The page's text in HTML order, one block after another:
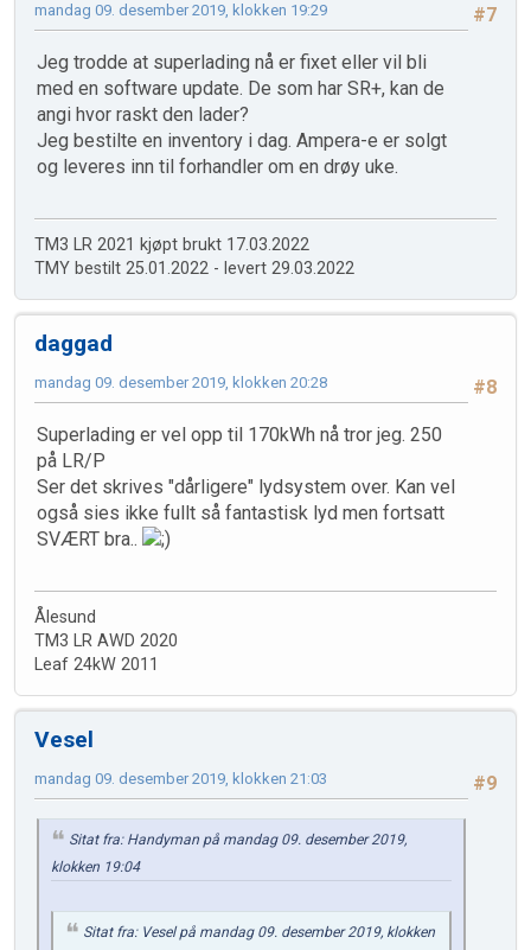
#7
mandag 09. desember 2019, klokken 19:29
Jeg trodde at superlading nå er fixet eller vil bli
med en software update. De som har SR+, kan de
angi hvor raskt den lader?
Jeg bestilte en inventory i dag. Ampera-e er solgt
og leveres inn til forhandler om en drøy uke.
TM3 LR 2021 kjøpt brukt 17.03.2022
TMY bestilt 25.01.2022 - levert 29.03.2022
daggad
#8
mandag 09. desember 2019, klokken 20:28
Superlading er vel opp til 170kWh nå tror jeg. 250
på LR/P
Ser det skrives "dårligere" lydsystem over. Kan vel
også sies ikke fullt så fantastisk lyd men fortsatt
SVÆRT bra..
Ålesund
TM3 LR AWD 2020
Leaf 24kW 2011
Vesel
#9
mandag 09. desember 2019, klokken 21:03
Sitat fra: Handyman på mandag 09. desember 2019,
klokken 19:04
Sitat fra: Vesel på mandag 09. desember 2019, klokken